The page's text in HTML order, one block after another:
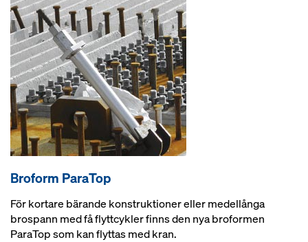
Broform ParaTop
För kortare bärande konstruktioner eller medellånga
brospann med få flyttcykler finns den nya broformen
ParaTop som kan flyttas med kran.